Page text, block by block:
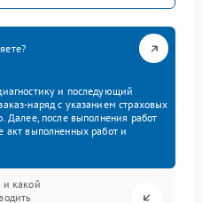
и последующий
наряд с указанием страховых
Далее, после выполнения работ
акт выполненных работ и
и какой